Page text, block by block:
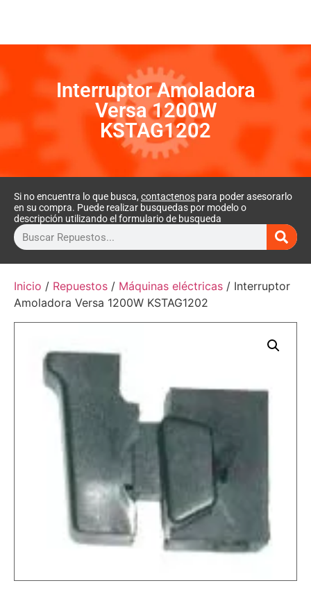
Interruptor Amoladora
Versa 1200W
KSTAG1202
Si no encuentra lo que busca, contactenos para poder asesorarlo
en su compra. Puede realizar busquedas por modelo o
descripción utilizando el formulario de busqueda
Inicio / Repuestos / Máquinas eléctricas / Interruptor
Amoladora Versa 1200W KSTAG1202